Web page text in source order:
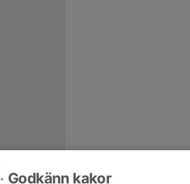
Godkänn kakor